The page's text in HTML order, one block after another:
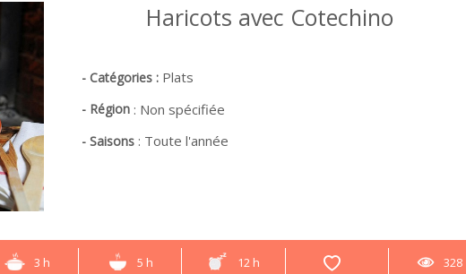
Haricots avec Cotechino
- Catégories : Plats
- Région : Non spécifiée
- Saisons : Toute l'année
3 h 5 h 12 h 328